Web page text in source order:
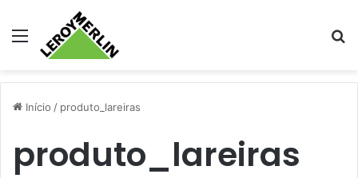
Menu
Início / produto_lareiras
produto_lareiras